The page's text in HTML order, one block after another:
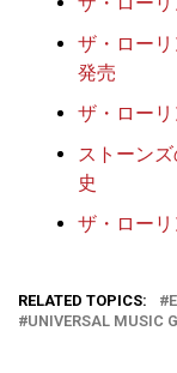
ザ・ローリ
発売
ザ・ロー
ストーン
史
ザ・ロー
RELATED TOPICS:
UNIVERSAL MUSIC